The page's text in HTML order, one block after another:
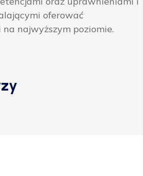
oferować
na najwyższym poziomie.